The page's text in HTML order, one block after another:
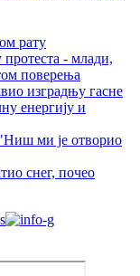
рату
- млади,
поверења
изградњу гасне
енергију и
ми је отворио
снег, почео